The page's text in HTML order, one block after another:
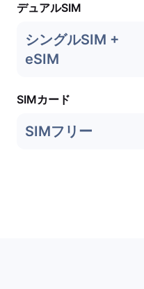
デュアルSIM
シングルSIM +
eSIM
SIMカード
SIMフリー